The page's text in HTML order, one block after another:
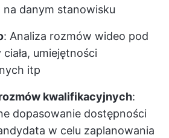
danym stanowisku
: Analiza rozmów wideo pod
umiejętności
itp
kwalifikacyjnych:
dopasowanie dostępności
w celu zaplanowania